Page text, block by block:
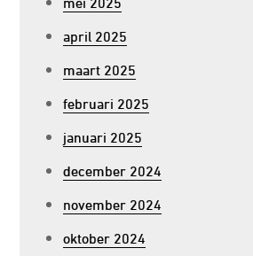
april 2025
maart 2025
februari 2025
januari 2025
december 2024
november 2024
oktober 2024